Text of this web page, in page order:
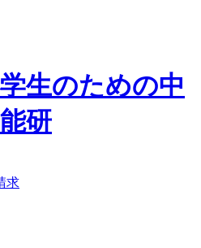
生のための中
研
求